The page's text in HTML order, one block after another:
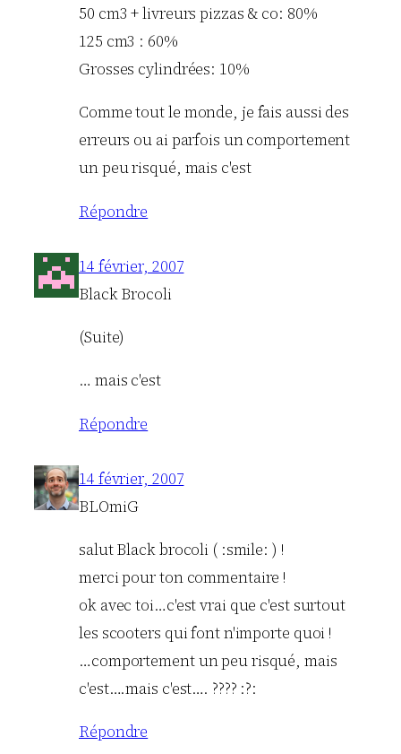
50 cm3 + livreurs pizzas & co: 80%
125 cm3 : 60%
Grosses cylindrées: 10%
Comme tout le monde, je fais aussi des
erreurs ou ai parfois un comportement
un peu risqué, mais c'est
Répondre
14 février, 2007
Black Brocoli
(Suite)
… mais c'est
Répondre
14 février, 2007
BLOmiG
salut Black brocoli ( :smile: ) !
merci pour ton commentaire !
ok avec toi…c'est vrai que c'est surtout
les scooters qui font n'importe quoi !
…comportement un peu risqué, mais
c'est….mais c'est…. ???? :?:
Répondre